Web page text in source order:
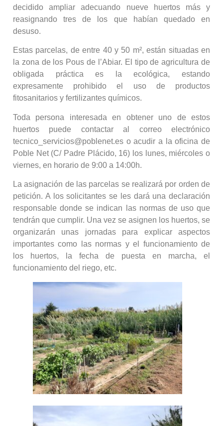
decidido ampliar adecuando nueve huertos más y
reasignando tres de los que habían quedado en
desuso.
Estas parcelas, de entre 40 y 50 m², están situadas en
la zona de los Pous de l’Abiar. El tipo de agricultura de
obligada práctica es la ecológica, estando
expresamente prohibido el uso de productos
fitosanitarios y fertilizantes químicos.
Toda persona interesada en obtener uno de estos
huertos puede contactar al correo electrónico
tecnico_servicios@poblenet.es o acudir a la oficina de
Poble Net (C/ Padre Plácido, 16) los lunes, miércoles o
viernes, en horario de 9:00 a 14:00h.
La asignación de las parcelas se realizará por orden de
petición. A los solicitantes se les dará una declaración
responsable donde se indican las normas de uso que
tendrán que cumplir. Una vez se asignen los huertos, se
organizarán unas jornadas para explicar aspectos
importantes como las normas y el funcionamiento de
los huertos, la fecha de puesta en marcha, el
funcionamiento del riego, etc.